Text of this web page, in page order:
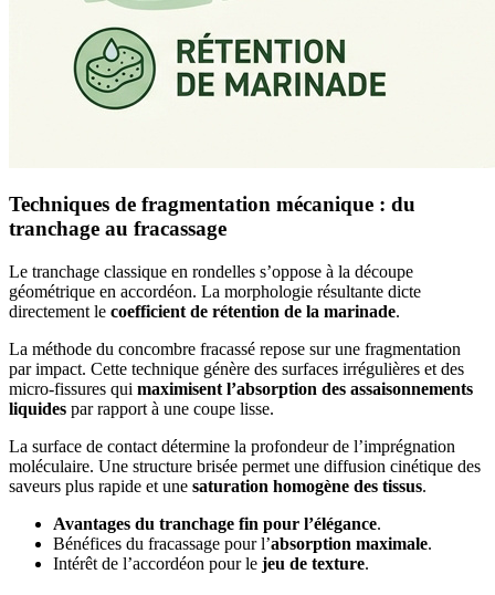
Techniques de fragmentation mécanique : du
tranchage au fracassage
Le tranchage classique en rondelles s’oppose à la découpe
géométrique en accordéon. La morphologie résultante dicte
directement le coefficient de rétention de la marinade.
La méthode du concombre fracassé repose sur une fragmentation
par impact. Cette technique génère des surfaces irrégulières et des
micro-fissures qui maximisent l’absorption des assaisonnements
liquides par rapport à une coupe lisse.
La surface de contact détermine la profondeur de l’imprégnation
moléculaire. Une structure brisée permet une diffusion cinétique des
saveurs plus rapide et une saturation homogène des tissus.
Avantages du tranchage fin pour l’élégance.
Bénéfices du fracassage pour l’absorption maximale.
Intérêt de l’accordéon pour le jeu de texture.